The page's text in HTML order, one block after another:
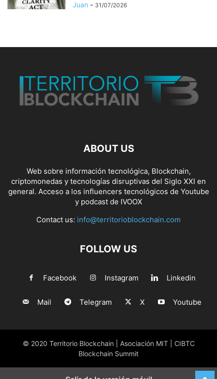
Juan - 31/07/2026
ABOUT US
Web sobre información tecnológica, Blockchain,
criptomonedas y tecnologías disruptivas del Siglo XXI en
general. Acceso a los influencers tecnológicos de Youtube
y podcast de IVOOX
Contact us: info@territorioblockchain.com
FOLLOW US
Facebook Instagram Linkedin
Mail Telegram X Youtube
© 2020 Territorio Blockchain | Asociación MIT | CIBTC
Blockchain Summit